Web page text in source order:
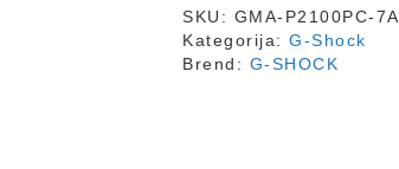
SKU: GMA-P2100PC-7A
Kategorija:G-Shock
Brend: G-SHOCK